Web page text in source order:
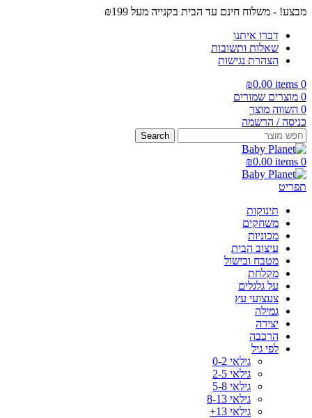
מבצע! - משלוח חינם עד הבית בקנייה מעל ₪199
דברו איתנו
שאלות ותשובות
הצהרת נגישות
0
items
₪0.00
0 מוצרים שמורים
0 השווה מוצר
כניסה / הרשמה
Search
0
items
₪0.00
תפריט
תינוקות
משחקים
מכוניות
עיצוב הבית
מטבח ובישול
מקלחת
על גלגלים
צעצועי עץ
גמילה
יצירה
הרכבה
לפי גיל
גילאי 0-2
גילאי 2-5
גילאי 5-8
גילאי 8-13
גילאי 13+